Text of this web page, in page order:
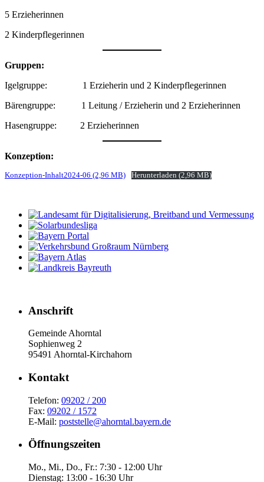
5 Erzie­he­rinnen
2 Kinder­pfle­ge­rinnen
Gruppen:
Igel­gruppe: 1 Erzie­herin und 2 Kinderpflegerinnen
Bären­gruppe: 1 Leitung / Erzie­herin und 2 Erzieherinnen
Hasen­gruppe: 2 Erzieherinnen
Konzep­tion:
Konzep­tion-Inhal­t2024-06 Herun­ter­laden
Anschrift
Gemeinde Ahorntal
Sophienweg 2
95491 Ahorntal-Kirchahorn
Kont­akt
Telefon: 09202 / 200
Fax: 09202 / 1572
E-Mail: poststelle@ahorntal.bayern.de
Öffnungs­zeiten
Mo., Mi., Do., Fr.: 7:30 - 12:00 Uhr
Dienstag: 13:00 - 16:30 Uhr